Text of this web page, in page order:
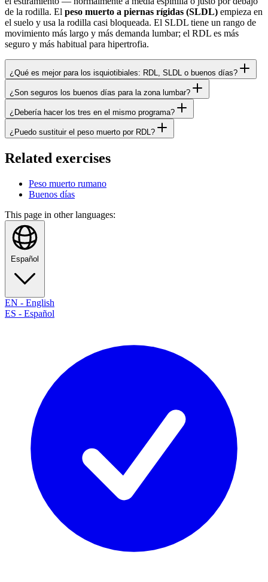
de la rodilla. El peso muerto a piernas rígidas (SLDL) empieza en
el suelo y usa la rodilla casi bloqueada. El SLDL tiene un rango de
movimiento más largo y más demanda lumbar; el RDL es más
seguro y más habitual para hipertrofia.
¿Qué es mejor para los isquiotibiales: RDL, SLDL o buenos días?
¿Son seguros los buenos días para la zona lumbar?
¿Debería hacer los tres en el mismo programa?
¿Puedo sustituir el peso muerto por RDL?
Related exercises
Peso muerto rumano
Buenos días
This page in other languages:
Español
EN - English
ES - Español